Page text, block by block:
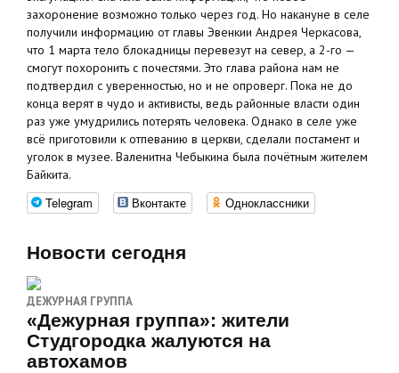
захоронение возможно только через год. Но накануне в селе
получили информацию от главы Эвенкии Андрея Черкасова,
что 1 марта тело блокадницы перевезут на север, а 2-го —
смогут похоронить с почестями. Это глава района нам не
подтвердил с уверенностью, но и не опроверг. Пока не до
конца верят в чудо и активисты, ведь районные власти один
раз уже умудрились потерять человека. Однако в селе уже
всё приготовили к отпеванию в церкви, сделали постамент и
уголок в музее. Валенитна Чебыкина была почётным жителем
Байкита.
Telegram Вконтакте Одноклассники
Новости сегодня
ДЕЖУРНАЯ ГРУППА
«Дежурная группа»: жители
Студгородка жалуются на
автохамов